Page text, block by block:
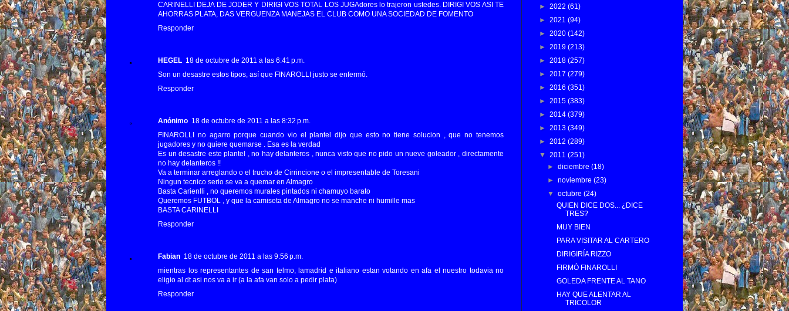
CARINELLI DEJA DE JODER Y DIRIGI VOS TOTAL LOS JUGAdores lo trajeron ustedes. DIRIGI VOS ASI TE
AHORRAS PLATA, DAS VERGUENZA MANEJAS EL CLUB COMO UNA SOCIEDAD DE FOMENTO
Responder
HEGEL 18 de octubre de 2011 a las 6:41 p.m.
Son un desastre estos tipos, así que FINAROLLI justo se enfermó.
Responder
Anónimo 18 de octubre de 2011 a las 8:32 p.m.
FINAROLLI no agarro porque cuando vio el plantel dijo que esto no tiene solucion , que no tenemos
jugadores y no quiere quemarse . Esa es la verdad
Es un desastre este plantel , no hay delanteros , nunca visto que no pido un nueve goleador , directamente
no hay delanteros !!
Va a terminar arreglando o el trucho de Cirrincione o el impresentable de Toresani
Ningun tecnico serio se va a quemar en Almagro
Basta Carienlli , no queremos murales pintados ni chamuyo barato
Queremos FUTBOL , y que la camiseta de Almagro no se manche ni humille mas
BASTA CARINELLI
Responder
Fabian 18 de octubre de 2011 a las 9:56 p.m.
mientras los representantes de san telmo, lamadrid e italiano estan votando en afa el nuestro todavia no
eligio al dt asi nos va a ir (a la afa van solo a pedir plata)
Responder
► 2022 (61)
► 2021 (94)
► 2020 (142)
► 2019 (213)
► 2018 (257)
► 2017 (279)
► 2016 (351)
► 2015 (383)
► 2014 (379)
► 2013 (349)
► 2012 (289)
▼ 2011 (251)
►diciembre(18)
►noviembre(23)
▼octubre(24)
QUIEN DICE DOS... ¿DICE
TRES?
MUY BIEN
PARA VISITAR AL CARTERO
DIRIGIRÍA RIZZO
FIRMÓ FINAROLLI
GOLEDA FRENTE AL TANO
HAY QUE ALENTAR AL
TRICOLOR